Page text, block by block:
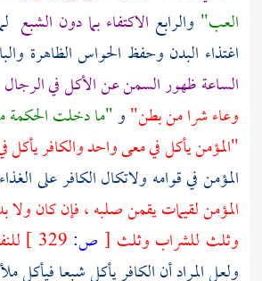
العب" والرابع الاكتفاء بما دون الشبع
اغتذاء البدن وحفظ الحواس الظاهرة
الساعة ظهور السمن عن الأكل في الرجال
وعاء شرا من بطن"و"ما دخلت الحكمة
"المؤمن يأكل في معى واحد والكافر يأكل
المؤمن في قوامه ولاتكال الكافر على
المؤمن لقيمات يقمن صلبه ، فإن كان ولا
وثلث للشراب وثلث [ ص:
ولعل المراد أن الكافر يأكل شبعا فيأكل